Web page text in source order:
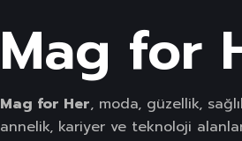
Mag for
Mag for Her, moda, güzellik,
annelik, kariyer ve teknoloji